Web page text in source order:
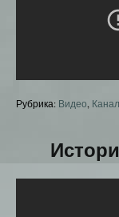
Рубрика: Видео